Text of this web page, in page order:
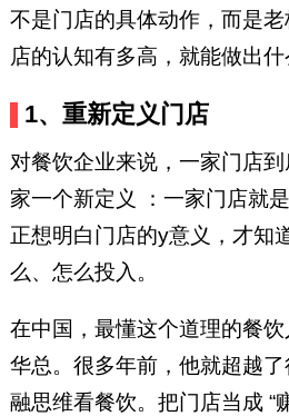
不是门店的具体动作，而是
店的认知有多高，就能做出什
1、重新定义门店
对餐饮企业来说，一家门店
家一个新定义 ：一家门店就
正想明白门店的y意义，才知
么、怎么投入。
在中国，最懂这个道理的餐
华总。很多年前，他就超越
融思维看餐饮。 把门店当成 “